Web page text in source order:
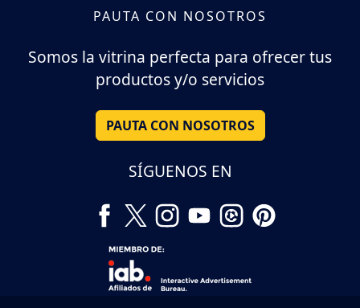
PAUTA CON NOSOTROS
Somos la vitrina perfecta para ofrecer tus
productos y/o servicios
PAUTA CON NOSOTROS
SÍGUENOS EN